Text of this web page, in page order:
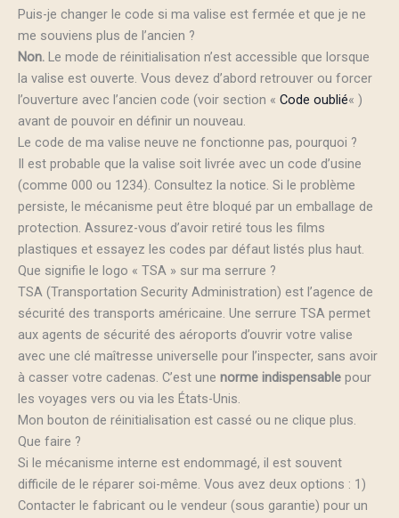
Puis-je changer le code si ma valise est fermée et que je ne
me souviens plus de l’ancien ?
Non. Le mode de réinitialisation n’est accessible que lorsque
la valise est ouverte. Vous devez d’abord retrouver ou forcer
l’ouverture avec l’ancien code (voir section « Code oublié« )
avant de pouvoir en définir un nouveau.
Le code de ma valise neuve ne fonctionne pas, pourquoi ?
Il est probable que la valise soit livrée avec un code d’usine
(comme 000 ou 1234). Consultez la notice. Si le problème
persiste, le mécanisme peut être bloqué par un emballage de
protection. Assurez-vous d’avoir retiré tous les films
plastiques et essayez les codes par défaut listés plus haut.
Que signifie le logo « TSA » sur ma serrure ?
TSA (Transportation Security Administration) est l’agence de
sécurité des transports américaine. Une serrure TSA permet
aux agents de sécurité des aéroports d’ouvrir votre valise
avec une clé maîtresse universelle pour l’inspecter, sans avoir
à casser votre cadenas. C’est une norme indispensable pour
les voyages vers ou via les États-Unis.
Mon bouton de réinitialisation est cassé ou ne clique plus.
Que faire ?
Si le mécanisme interne est endommagé, il est souvent
difficile de le réparer soi-même. Vous avez deux options : 1)
Contacter le fabricant ou le vendeur (sous garantie) pour un